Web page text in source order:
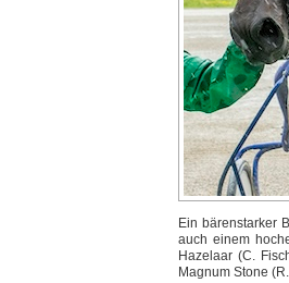
Ein bärenstarker
auch einem
Hazelaar (C.
Magnum Stone